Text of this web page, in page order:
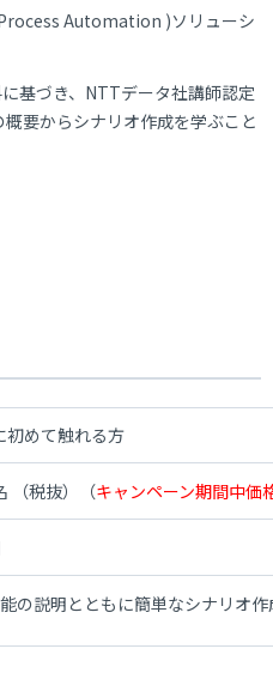
Automation )ソリューシ
基づき、 NTTデータ社講師認定
概要からシナリオ作成を学ぶこと
めて触れる方
（税抜）（キャンペーン期間中価
の説明とともに簡単なシナリオ